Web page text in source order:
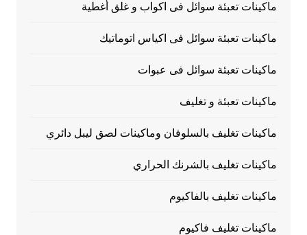
ماكينات تعبئة سوائل فى اكواب و غلق أغطية
ماكينات تعبئة سوائل فى اكياس اتوماتيك
ماكينات تعبئة سوائل فى عبوات
ماكينات تعبئة و تغليف
ماكينات تغليف بالسلوفان وماكينات لصق ليبل دائري
ماكينات تغليف بالشرنك الحراري
ماكينات تغليف بالفاكيوم
ماكينات تغليف فاكيوم